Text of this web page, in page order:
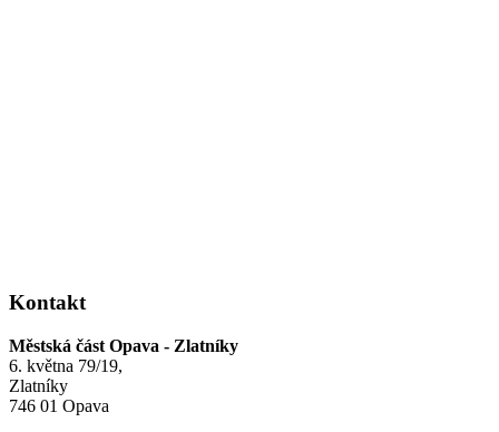
Kontakt
Městská část Opava - Zlatníky
6. května 79/19,
Zlatníky
746 01 Opava